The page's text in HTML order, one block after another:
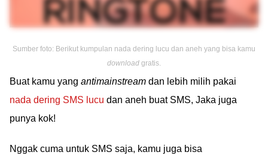
Sumber foto: Berikut kumpulan nada dering lucu dan aneh yang bisa kamu
download gratis.
Buat kamu yang antimainstream dan lebih milih pakai
nada dering SMS lucu dan aneh buat SMS, Jaka juga
punya kok!
Nggak cuma untuk SMS saja, kamu juga bisa